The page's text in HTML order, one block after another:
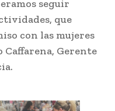
seguir
que
con las mujeres
Caffarena, Gerente